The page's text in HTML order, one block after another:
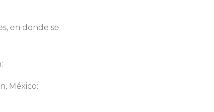
en donde se
México: